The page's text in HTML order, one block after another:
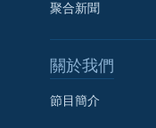
聚合新聞
關於我們
節目簡介